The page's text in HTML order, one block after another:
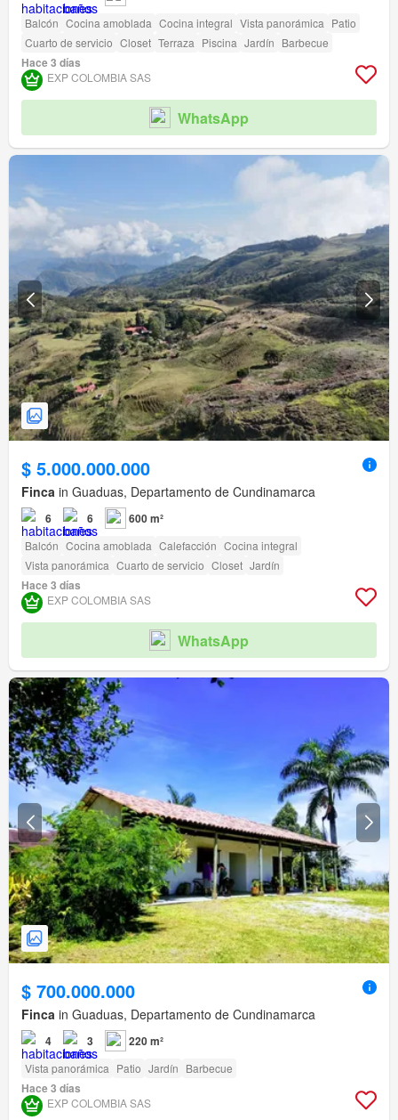
Balcón Cocina amoblada Cocina integral Vista panorámica Patio
Cuarto de servicio Closet Terraza Piscina Jardín Barbecue
Hace 3 días
EXP COLOMBIA SAS
WhatsApp
$ 5.000.000.000
Finca in Guaduas, Departamento de Cundinamarca
6 6 600 m²
Balcón Cocina amoblada Calefacción Cocina integral
Vista panorámica Cuarto de servicio Closet Jardín
Hace 3 días
EXP COLOMBIA SAS
WhatsApp
$ 700.000.000
Finca in Guaduas, Departamento de Cundinamarca
4 3 220 m²
Vista panorámica Patio Jardín Barbecue
Hace 3 días
EXP COLOMBIA SAS